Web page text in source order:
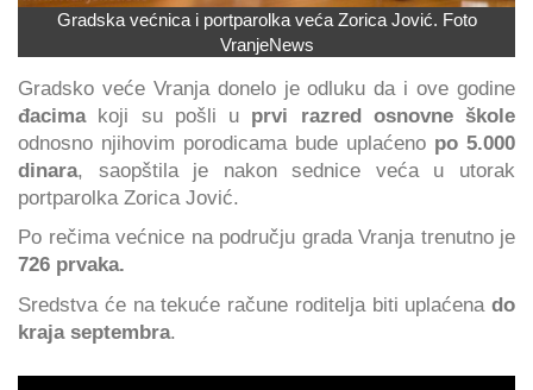
Gradska većnica i portparolka veća Zorica Jović. Foto
VranjeNews
Gradsko veće Vranja donelo je odluku da i ove godine
đacimakoji su pošli u prvi razred osnovne škole
odnosno njihovim porodicama bude uplaćeno po 5.000
dinara, saopštila je nakon sednice veća u utorak
portparolka Zorica Jović.
Po rečima većnice na području grada Vranja trenutno je
726 prvaka.
Sredstva će na tekuće račune roditelja biti uplaćena do
kraja septembra.